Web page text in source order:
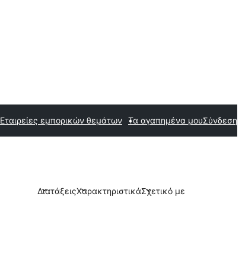
Εταιρείες εμπορικών θεμάτων Τα αγαπημένα μουΣύνδεση
ΔιατάξειςΧαρακτηριστικάΣχετικό με